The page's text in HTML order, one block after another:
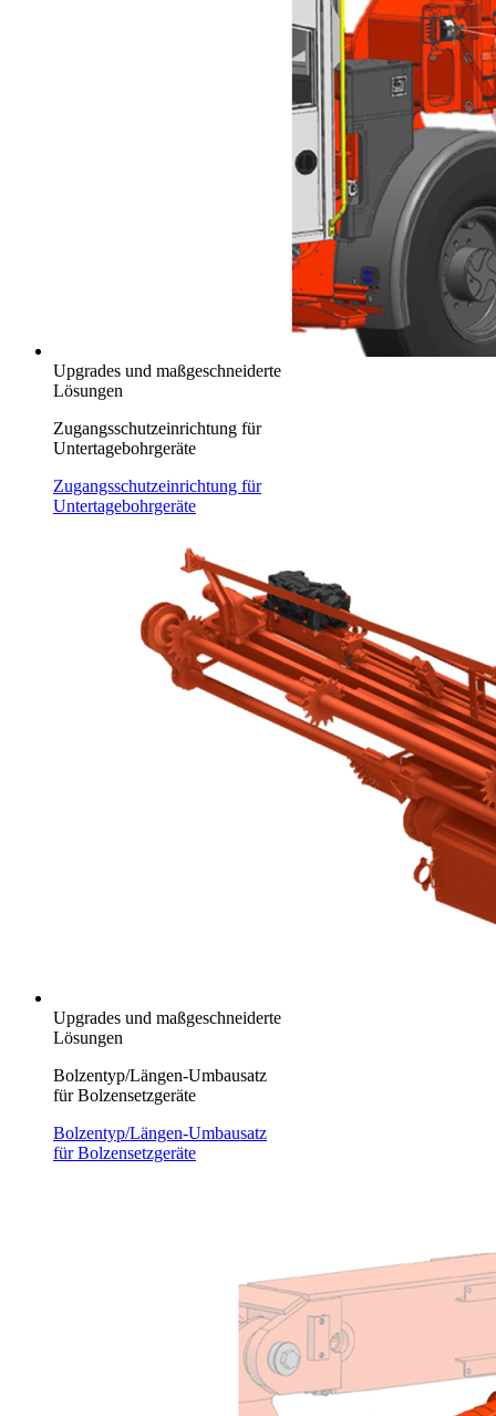
Upgrades und maßgeschneiderte
Lösungen
Zugangsschutzeinrichtung für
Untertagebohrgeräte
Zugangsschutzeinrichtung für
Untertagebohrgeräte
Upgrades und maßgeschneiderte
Lösungen
Bolzentyp/Längen-Umbausatz
für Bolzensetzgeräte
Bolzentyp/Längen-Umbausatz
für Bolzensetzgeräte